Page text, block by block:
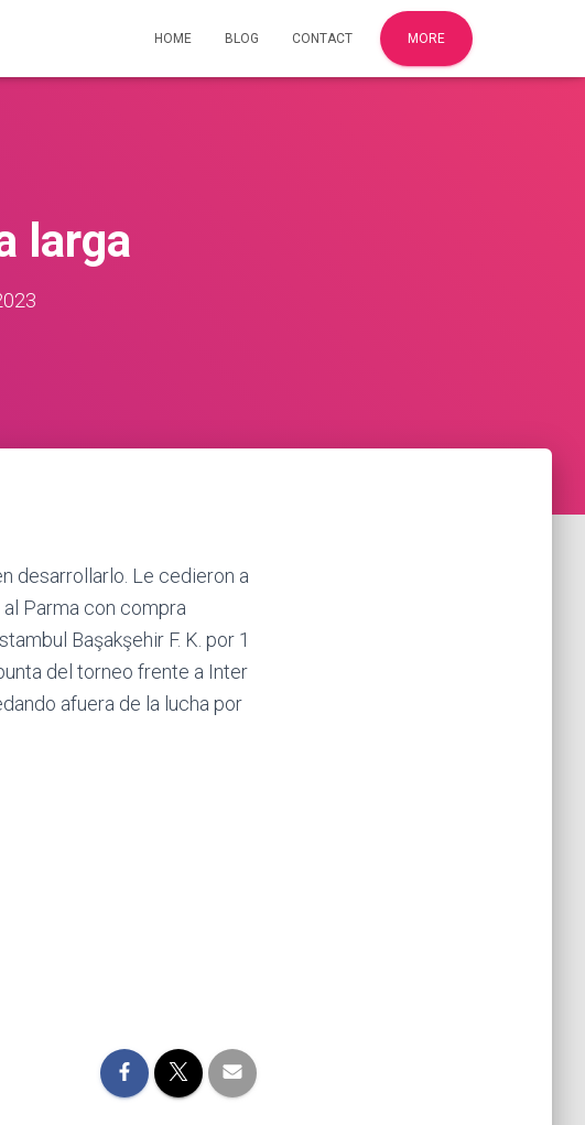
HOME BLOG CONTACT MORE
larga
desarrollarlo. Le cedieron a
Parma con compra
Başakşehir F. K. por 1
del torneo frente a Inter
afuera de la lucha por